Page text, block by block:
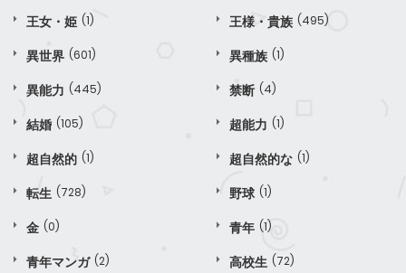
王女・姫 (1) 王様・貴族 (495)
異世界 (601) 異種族 (1)
異能力 (445) 禁断 (4)
結婚 (105) 超能力 (1)
超自然的 (1) 超自然的な (1)
転生 (728) 野球 (1)
金 (0) 青年 (1)
青年マンガ (2) 高校生 (72)